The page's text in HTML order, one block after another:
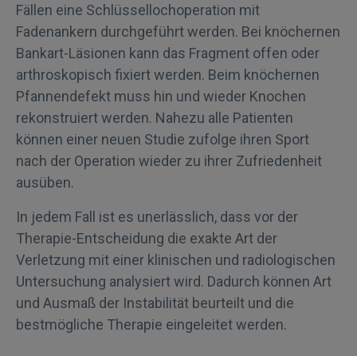
Fällen eine Schlüssellochoperation mit
Fadenankern durchgeführt werden. Bei knöchernen
Bankart-Läsionen kann das Fragment offen oder
arthroskopisch fixiert werden. Beim knöchernen
Pfannendefekt muss hin und wieder Knochen
rekonstruiert werden. Nahezu alle Patienten
können einer neuen Studie zufolge ihren Sport
nach der Operation wieder zu ihrer Zufriedenheit
ausüben.
In jedem Fall ist es unerlässlich, dass vor der
Therapie-Entscheidung die exakte Art der
Verletzung mit einer klinischen und radiologischen
Untersuchung analysiert wird. Dadurch können Art
und Ausmaß der Instabilität beurteilt und die
bestmögliche Therapie eingeleitet werden.